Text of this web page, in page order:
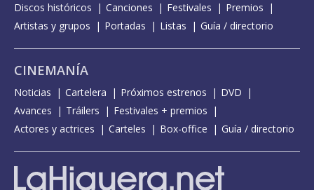
Discos históricos
Canciones Festivales
Premios
Artistas y grupos
Portadas Listas Guía / directorio
CINEMANÍA
Noticias Cartelera Próximos estrenos
DVD
Avances
Tráilers
Festivales + premios
Actores y actrices
Carteles Box-office Guía / directorio